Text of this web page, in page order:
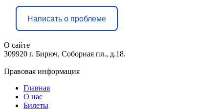
Написать о проблеме
О сайте
309920 г. Бирюч, Соборная пл., д.18.
Правовая информация
Главная
О нас
Билеты